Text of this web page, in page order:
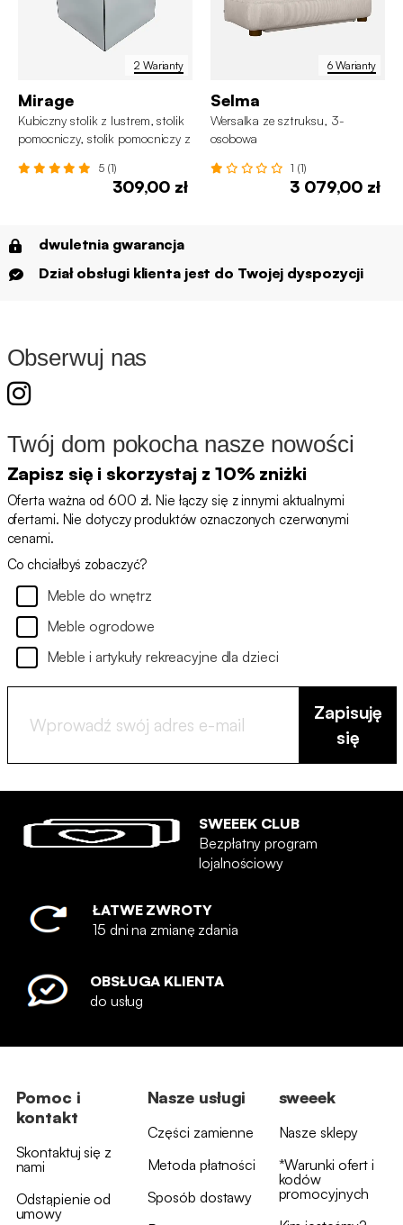
2 Warianty
Mirage
Kubiczny stolik z lustrem, stolik
pomocniczy, stolik pomocniczy z
5 (1)
309,00 zł
6 Warianty
Selma
Wersalka ze sztruksu, 3-
osobowa
1 (1)
3 079,00 zł
dwuletnia gwarancja
Dział obsługi klienta jest do Twojej dyspozycji
Obserwuj nas
Twój dom pokocha nasze nowości
Zapisz się i skorzystaj z 10% zniżki
Oferta ważna od 600 zł. Nie łączy się z innymi aktualnymi
ofertami. Nie dotyczy produktów oznaczonych czerwonymi
cenami.
Co chciałbyś zobaczyć?
Meble do wnętrz
Meble ogrodowe
Meble i artykuły rekreacyjne dla dzieci
Zapisuję
się
SWEEEK CLUB
Bezpłatny program
lojalnościowy
ŁATWE ZWROTY
15 dni na zmianę zdania
OBSŁUGA KLIENTA
do usług
Pomoc i
kontakt
Skontaktuj się z
nami
Odstąpienie od
umowy
Nasze usługi
Części zamienne
Metoda płatności
Sposób dostawy
sweeek
Nasze sklepy
*Warunki ofert i
kodów
promocyjnych